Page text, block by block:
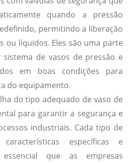
quando a pressão
permitindo a liberação
ou líquidos. Eles são uma parte
de vasos de pressão e
em boas condições para
do equipamento.
do tipo adequado de vaso de
para garantir a segurança e
industriais. Cada tipo de
específicas e
que as empresas